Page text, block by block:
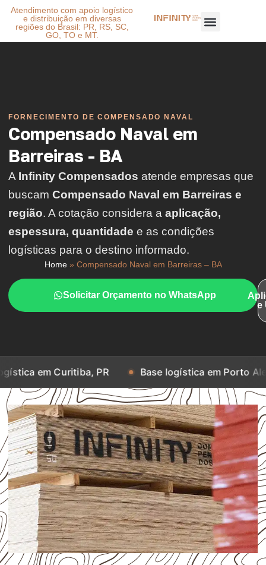
Atendimento com apoio logístico
e distribuição em diversas
regiões do Brasil: PR, RS, SC,
GO, TO e MT.
FORNECIMENTO DE COMPENSADO NAVAL
Compensado Naval em
Barreiras - BA
A Infinity Compensados atende empresas que
buscam Compensado Naval em Barreiras e
região. A cotação considera a aplicação,
espessura, quantidade e as condições
logísticas para o destino informado.
Home» Compensado Naval em Barreiras – BA
Solicitar Orçamento no WhatsApp
e
PR Base logística em Porto Alegre, RS